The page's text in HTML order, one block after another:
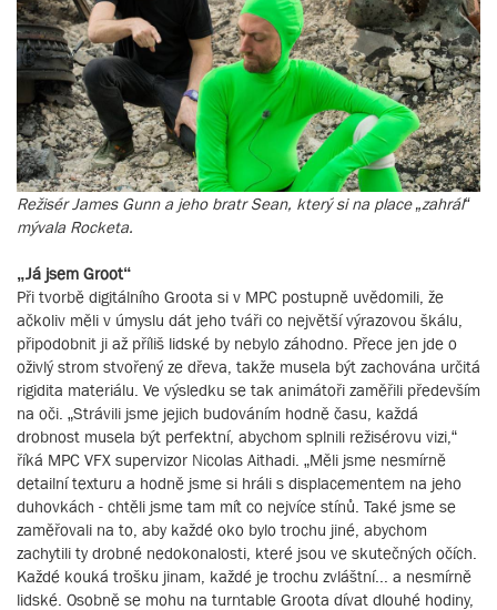
Režisér James Gunn a jeho bratr Sean, který si na place „zahrál“
mývala Rocketa.
„Já jsem Groot“
Při tvorbě digitálního Groota si v MPC postupně uvědomili, že
ačkoliv měli v úmyslu dát jeho tváři co největší výrazovou škálu,
připodobnit ji až příliš lidské by nebylo záhodno. Přece jen jde o
oživlý strom stvořený ze dřeva, takže musela být zachována určitá
rigidita materiálu. Ve výsledku se tak animátoři zaměřili především
na oči. „Strávili jsme jejich budováním hodně času, každá
drobnost musela být perfektní, abychom splnili režisérovu vizi,“
říká MPC VFX supervizor Nicolas Aithadi. „Měli jsme nesmírně
detailní texturu a hodně jsme si hráli s displacementem na jeho
duhovkách - chtěli jsme tam mít co nejvíce stínů. Také jsme se
zaměřovali na to, aby každé oko bylo trochu jiné, abychom
zachytili ty drobné nedokonalosti, které jsou ve skutečných očích.
Každé kouká trošku jinam, každé je trochu zvláštní... a nesmírně
lidské. Osobně se mohu na turntable Groota dívat dlouhé hodiny,